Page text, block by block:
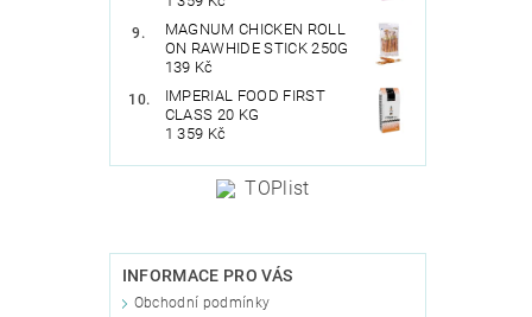
MAGNUM CHICKEN ROLL
ON RAWHIDE STICK 250G
139 Kč
IMPERIAL FOOD FIRST
CLASS 20 KG
1 359 Kč
INFORMACE PRO VÁS
Obchodní podmínky